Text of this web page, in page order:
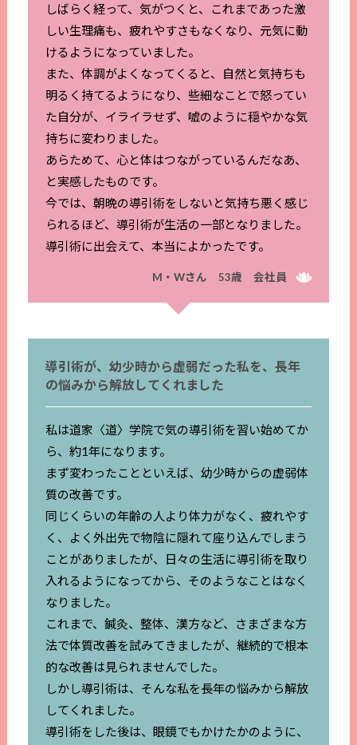
しばらく経って、気がつくと、これまであった激
しい生理痛も、疲れやすさもなくなり、元気に動
けるようになっていました。
また、体調がよくなってくると、自然と気持ちも
明るく持てるようになり、些細なことで怒ってい
た自分が、イライラせず、嘘のように穏やかな気
持ちに変わりました。
あらためて、心と体はつながっているんだなあ、
と実感したものです。
今では、朝晩の導引術をしないと気持ち悪く感じ
られるほど、導引術が生活の一部となりました。
導引術に出会えて、本当によかったです。
M・Wさん 53歳 会社員
導引術が、幼少時から虚弱だった私を、長年
の悩みから解放してくれました
私は道家〈道〉学院で気の導引術を習い始めてか
ら、約1年になります。
まず変わったことといえば、幼少時からの虚弱体
質の改善です。
同じくらいの年齢の人より体力がなく、疲れやす
く、よく外出先で物陰に隠れて座り込んでしまう
ことがありましたが、日々の生活に導引術を取り
入れるようになってから、そのようなことはなく
なりました。
これまで、鍼灸、整体、漢方など、さまざまな方
法で体質改善を試みてきましたが、継続的で根本
的な改善は見られませんでした。
しかし導引術は、そんな私を長年の悩みから解放
してくれました。
導引術をした後は、眼鏡でもかけたかのように、